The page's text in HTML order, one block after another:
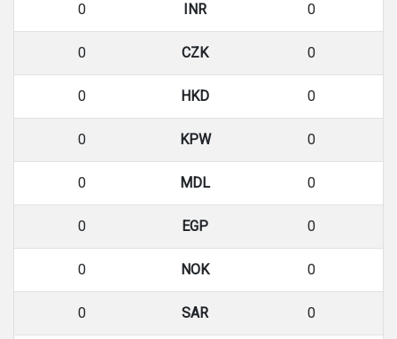
0 INR 0
0 CZK 0
0 HKD 0
0 KPW 0
0 MDL 0
0 EGP 0
0 NOK 0
0 SAR 0